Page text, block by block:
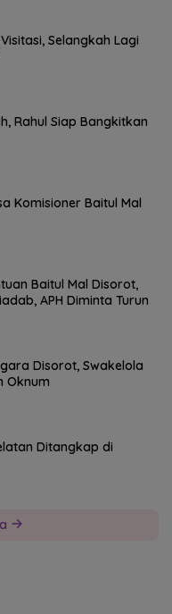
Selangkah Lagi
Rahul Siap Bangkitkan
Komisioner Baitul Mal
Baitul Mal Disorot,
APH Diminta Turun
Disorot, Swakelola
Oknum
Ditangkap di